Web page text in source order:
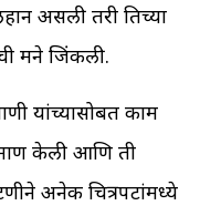
असली तरी तिच्या
मने जिंकली.
यांच्यासोबत काम
केली आणि ती
अनेक चित्रपटांमध्ये